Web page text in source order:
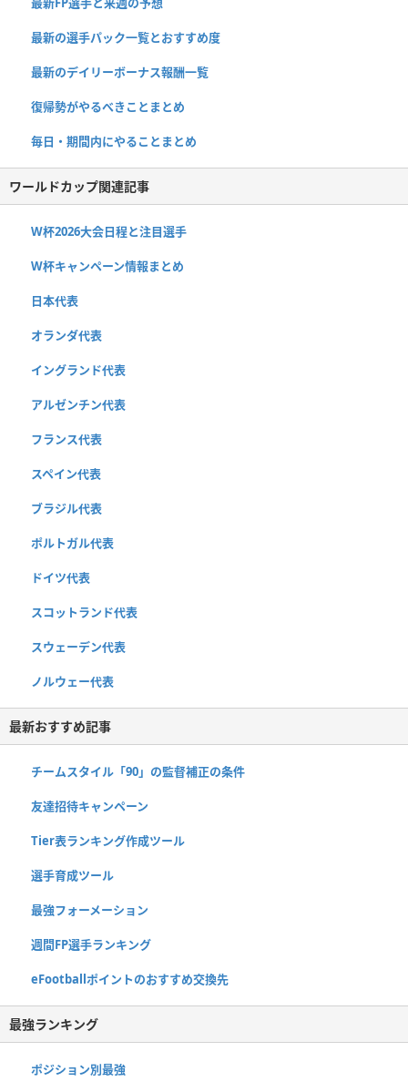
最新の選手パック一覧とおすすめ度
最新のデイリーボーナス報酬一覧
復帰勢がやるべきことまとめ
毎日・期間内にやることまとめ
ワールドカップ関連記事
W杯2026大会日程と注目選手
W杯キャンペーン情報まとめ
日本代表
オランダ代表
イングランド代表
アルゼンチン代表
フランス代表
スペイン代表
ブラジル代表
ポルトガル代表
ドイツ代表
スコットランド代表
スウェーデン代表
ノルウェー代表
最新おすすめ記事
チームスタイル「90」の監督補正の条件
友達招待キャンペーン
Tier表ランキング作成ツール
選手育成ツール
最強フォーメーション
週間FP選手ランキング
eFootballポイントのおすすめ交換先
最強ランキング
ポジション別最強